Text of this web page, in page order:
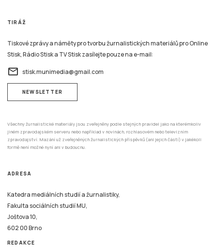
TIRÁŽ
Tiskové zprávy a náměty pro tvorbu žurnalistických materiálů pro Online
Stisk, Rádio Stisk a TV Stisk zasílejte pouze na e-mail:
email stisk.munimedia@gmail.com
NEWSLETTER
Všechny žurnalistické materiály jsou zveřejněny podle stejných pravidel jako na kterémkoliv
jiném zpravodajském serveru nebo například v novinách, rozhlasovém nebo televizním
zpravodajství. Mazání už zveřejněných žurnalistických příspěvků (ani jejich částí) v jakékoli
formě není možné nyní ani v budoucnu.
ADRESA
Katedra mediálních studií a žurnalistiky,
Fakulta sociálních studií MU,
Joštova 10,
602 00 Brno
REDAKCE